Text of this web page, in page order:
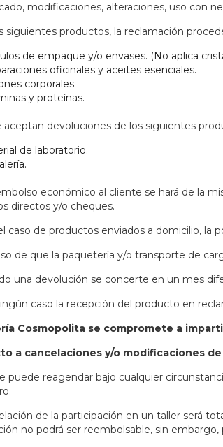
modificaciones, alteraciones, uso con
siguientes productos, la reclamación
de empaque y/o envases. (No aplica
oficinales y aceites esenciales.
corporales.
y proteínas.
aceptan devoluciones de los siguientes
de laboratorio.
económico al cliente se hará de la
directos y/o cheques.
caso de productos enviados a domicilio, la
de que la paquetería y/o transporte de
una devolución se concerte en un mes
caso la recepción del producto en
Cosmopolita se compromete a
a cancelaciones y/o modificaciones
puede reagendar bajo cualquier
de la participación en un taller será
no podrá ser reembolsable, sin